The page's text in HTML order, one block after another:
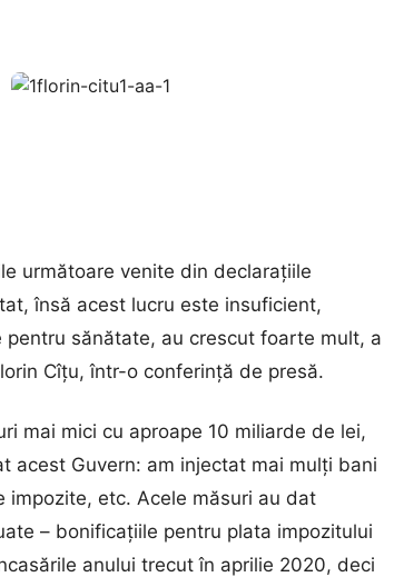
următoare venite din declaraţiile
însă acest lucru este insuficient,
sănătate, au crescut foarte mult, a
Cîţu, într-o conferinţă de presă.
mai mici cu aproape 10 miliarde de lei,
acest Guvern: am injectat mai mulţi bani
impozite, etc. Acele măsuri au dat
– bonificaţiile pentru plata impozitului
anului trecut în aprilie 2020, deci